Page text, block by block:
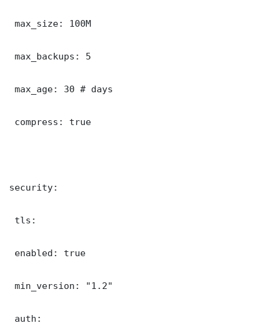
max_size: 100M
max_backups: 5
max_age: 30 # days
compress: true
security:
tls:
enabled: true
min_version: "1.2"
auth: